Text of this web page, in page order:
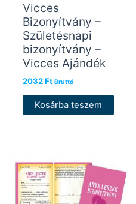
Vicces
Bizonyítvány –
Születésnapi
bizonyítvány –
Vicces Ajándék
2032Ft Bruttó
Kosárba teszem